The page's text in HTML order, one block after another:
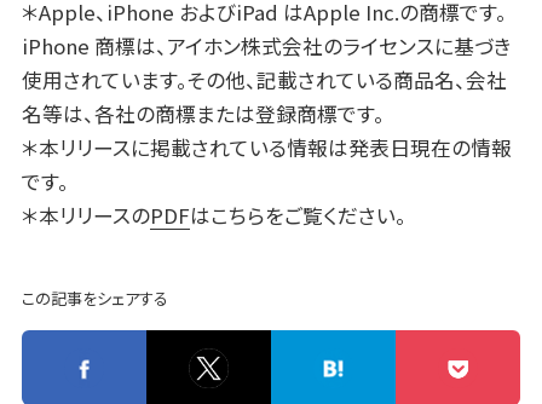
＊Apple、iPhone およびiPad はApple Inc.の商標です。
iPhone 商標は、アイホン株式会社のライセンスに基づき
使用されています。その他、記載されている商品名、会社
名等は、各社の商標または登録商標です。
＊本リリースに掲載されている情報は発表日現在の情報
です。
＊本リリースのPDFはこちらをご覧ください。
この記事をシェアする